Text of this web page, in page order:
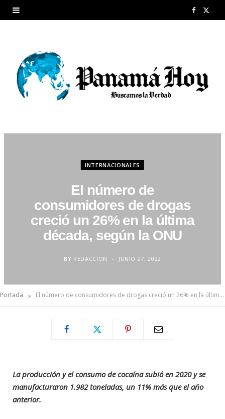
F
b
INTERNACIONALES
El número de
consumidores de drogas
creció un 26% en la última
década, según la ONU
BY REDACCION JUNIO 27, 2022
Portada » El número de consumidores de drogas creció un 26% en la última década, según la ONU
La producción y el consumo de cocaína subió en 2020 y se
manufacturaron 1.982 toneladas, un 11% más que el año
anterior.